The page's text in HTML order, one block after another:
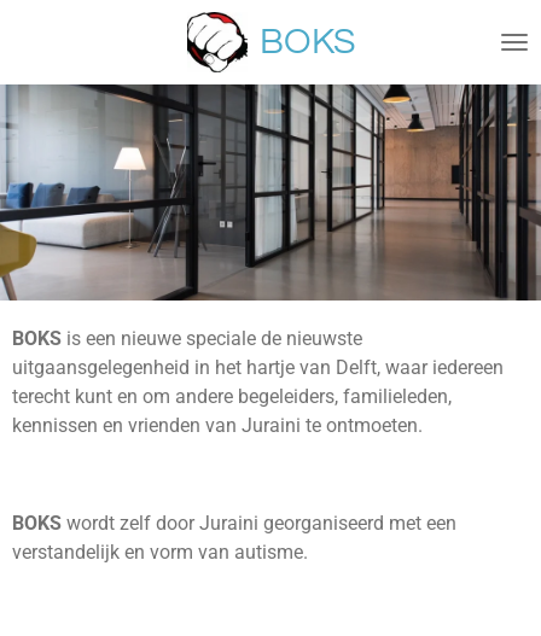
naar
de
hoofdinhoud
BOKS
BOKS is een nieuwe speciale de nieuwste
uitgaansgelegenheid in het hartje van Delft, waar iedereen
terecht kunt en om andere begeleiders, familieleden,
kennissen en vrienden van Juraini te ontmoeten.
BOKS wordt zelf door Juraini georganiseerd met een
verstandelijk en vorm van autisme.